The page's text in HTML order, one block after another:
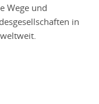
Wege und
in